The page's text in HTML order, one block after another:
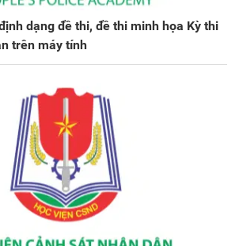
dạng đề thi, đề thi minh họa Kỳ thi
trên máy tính